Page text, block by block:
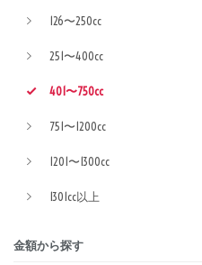
126〜250cc
251〜400cc
401〜750cc
751〜1200cc
1201〜1300cc
1301cc以上
金額から探す